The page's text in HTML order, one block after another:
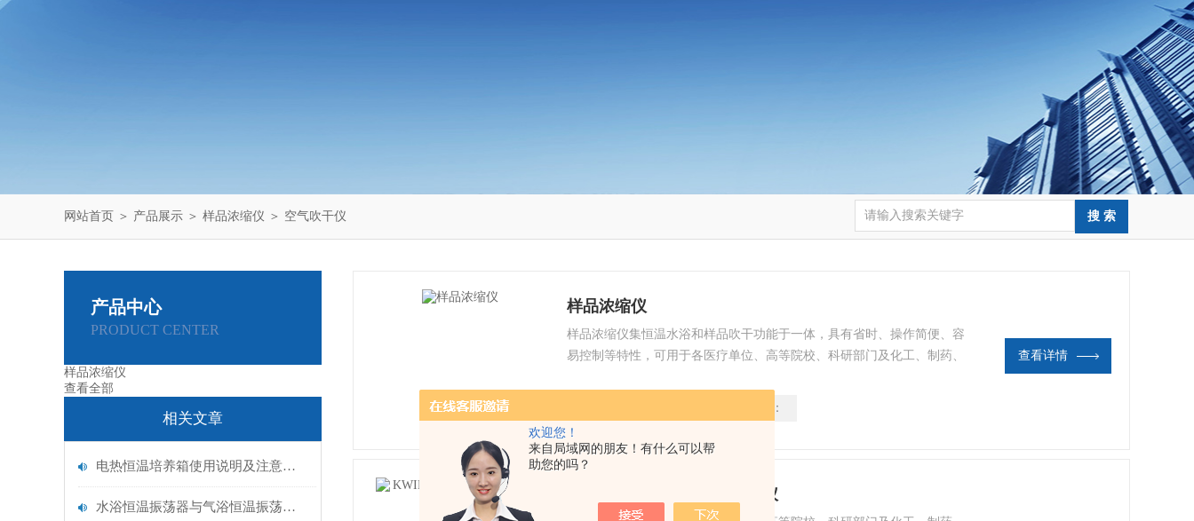
欢迎您！
来自局域网的朋友！有什么可以帮
助您的吗？
网站首页 ＞ 产品展示 ＞ 样品浓缩仪 ＞ 空气吹干仪
产品中心
PRODUCT CENTER
样品浓缩仪
查看全部
相关文章
电热恒温培养箱使用说明及注意事项
水浴恒温振荡器与气浴恒温振荡器的区别
样品浓缩仪
样品浓缩仪集恒温水浴和样品吹干功能于一体，具有省时、操作简便、容
易控制等特性，可用于各医疗单位、高等院校、科研部门及化工、制药、
型号：
查看详情
KWIN-6400 SCY-1样品浓缩仪